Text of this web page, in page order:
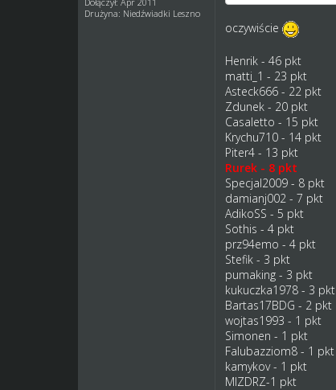
Drużyna: Niedźwiadki Leszno
oczywiście
Henrik - 46 pkt
matti_1 - 23 pkt
Asteck666 - 22 pkt
Zdunek - 20 pkt
Casaletto - 15 pkt
Krychu710 - 14 pkt
Piter4 - 13 pkt
Rurek - 8 pkt
Specjal2009 - 8 pkt
damianj002 - 7 pkt
AdikoSS - 5 pkt
Sothis - 4 pkt
prz94emo - 4 pkt
Stefik - 3 pkt
pumaking - 3 pkt
kukuczka1978 - 3 pkt
Bartas17BDG - 2 pkt
wojtas1993 - 1 pkt
Simonen - 1 pkt
Falubazziom8 - 1 pkt
kamykov - 1 pkt
MIZDRZ-1 pkt